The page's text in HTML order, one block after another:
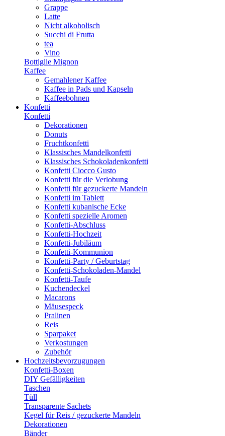
Grappe
Latte
Nicht alkoholisch
Succhi di Frutta
tea
Vino
Bottiglie Mignon
Kaffee
Gemahlener Kaffee
Kaffee in Pads und Kapseln
Kaffeebohnen
Konfetti
Konfetti
Dekorationen
Donuts
Fruchtkonfetti
Klassisches Mandelkonfetti
Klassisches Schokoladenkonfetti
Konfetti Ciocco Gusto
Konfetti für die Verlobung
Konfetti für gezuckerte Mandeln
Konfetti im Tablett
Konfetti kubanische Ecke
Konfetti spezielle Aromen
Konfetti-Abschluss
Konfetti-Hochzeit
Konfetti-Jubiläum
Konfetti-Kommunion
Konfetti-Party / Geburtstag
Konfetti-Schokoladen-Mandel
Konfetti-Taufe
Kuchendeckel
Macarons
Mäusespeck
Pralinen
Reis
Sparpaket
Verkostungen
Zubehör
Hochzeitsbevorzugungen
Konfetti-Boxen
DIY Gefälligkeiten
Taschen
Tüll
Transparente Sachets
Kegel für Reis / gezuckerte Mandeln
Dekorationen
Bänder